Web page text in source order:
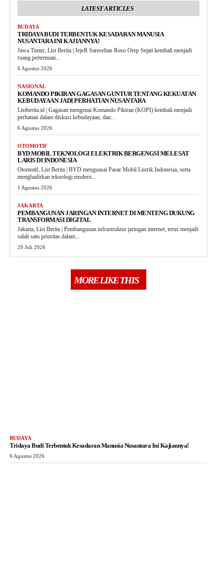
LATEST ARTICLES
BUDAYA
TRIDAYA BUDI TERBENTUK KESADARAN MANUSIA
NUSANTARA INI KAJIANNYA!
Jawa Timur, List Berita | JejeR Saresehan Roso Orep Sejati kembali menjadi
ruang pertemuan...
6 Agustus 2026
NASIONAL
KOMANDO PIKIRAN GAGASAN GUNTUR TENTANG KEKUATAN
KEBUDAYAAN JADI PERHATIAN NUSANTARA
Listberita.id | Gagasan mengenai Komando Pikiran (KOPI) kembali menjadi
perhatian dalam diskusi kebudayaan, dan...
6 Agustus 2026
OTOMOTIF
BYD MOBIL TEKNOLOGI ELEKTRIK BERGENGSI MELESAT
LARIS DI INDONESIA
Otomotif, List Berita | BYD menguasai Pasar Mobil Listrik Indonesia, serta
menghadirkan teknologi modern...
1 Agustus 2026
JAKARTA
PEMBANGUNAN JARINGAN INTERNET DI MENTENG DUKUNG
TRANSFORMASI DIGITAL
Jakarta, List Berita | Pembangunan infrastruktur jaringan internet, terus menjadi
salah satu prioritas dalam...
29 Juli 2026
MORE LIKE THIS
BUDAYA
Tridaya Budi Terbentuk Kesadaran Manusia Nusantara Ini Kajiannya!
6 Agustus 2026